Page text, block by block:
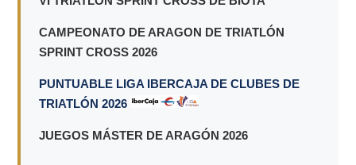
CAMPEONATO DE ARAGON DE TRIATLÓN
SPRINT CROSS 2026
PUNTUABLE LIGA IBERCAJA DE CLUBES DE
TRIATLÓN 2026
JUEGOS MÁSTER DE ARAGÓN 2026